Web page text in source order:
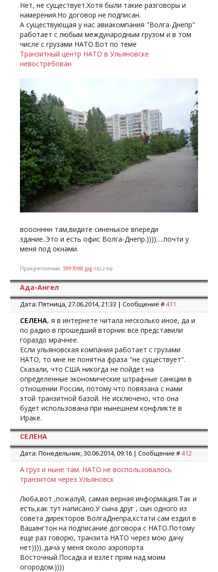
Нет, не существует.Хотя были такие разговоры и
намерения.Но договор не подписан.
А существующая у нас авиакомпания "Волга-Днепр"
работает с любым международным грузом и в том
числе с грузами НАТО.Вот по теме
Транзитный центр НАТО в Ульяновске
невостребован
вооонннн там,видите синенькое впереди
здание..Это и есть офис Волга-Днепр.)))).....почти у
меня под окнами.
Прикрепления: 5997098.jpg (102.2 Kb)
Ада-Ангел
Дата: Пятница, 27.06.2014, 21:33 | Сообщение #411
СЕЛЕНА, я в интернете читала несколько иное, да и
по радио в прошедший вторник все представили
гораздо мрачнее.
Если ульяновская компания работает с грузами
НАТО, то мне не понятна фраза "не существует".
Сказали, что США никогда не пойдет на
определенные экономические штрафные санкции в
отношении России, потому что повязана с нами
этой транзитной базой. Не исключено, что она
будет использована при нынешнем конфликте в
Ираке.
СЕЛЕНА
Дата: Понедельник, 30.06.2014, 09:16 | Сообщение #412
А груз и ныне там. НАТО не воспользовалось
транзитом через Ульяновск
Люба,вот ,пожалуй, самая верная информация.Так и
есть,как тут написано.У сына друг , сын одного из
совета директоров ВолгаДнепра,кстати сам ездил в
Вашингтон на подписание договора с НАТО.Потому
еще раз говорю, транзита НАТО через мою дачу
нет))))..дача у меня около аэропорта
Восточный.Посадка и взлет прям над моим
огородом.))))